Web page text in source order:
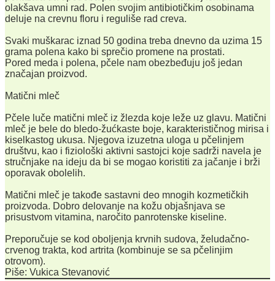
olakšava umni rad. Polen svojim antibiotičkim osobinama
deluje na crevnu floru i reguliše rad creva.
Svaki muškarac iznad 50 godina treba dnevno da uzima 15
grama polena kako bi sprečio promene na prostati.
Pored meda i polena, pčele nam obezbeđuju još jedan
značajan proizvod.
Matični mleč
Pčele luče matični mleč iz žlezda koje leže uz glavu. Matični
mleč je bele do bledo-žućkaste boje, karakterističnog mirisa i
kiselkastog ukusa. Njegova izuzetna uloga u pčelinjem
društvu, kao i fiziološki aktivni sastojci koje sadrži navela je
stručnjake na ideju da bi se mogao koristiti za jačanje i brži
oporavak obolelih.
Matični mleč je takođe sastavni deo mnogih kozmetičkih
proizvoda. Dobro delovanje na kožu objašnjava se
prisustvom vitamina, naročito panrotenske kiseline.
Preporučuje se kod oboljenja krvnih sudova, želudačno-
crvenog trakta, kod artrita (kombinuje se sa pčelinjim
otrovom).
Piše: Vukica Stevanović